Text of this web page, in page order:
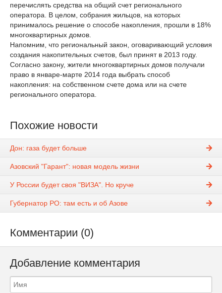
перечислять средства на общий счет регионального
оператора. В целом, собрания жильцов, на которых
принималось решение о способе накопления, прошли в 18%
многоквартирных домов.
Напомним, что региональный закон, оговаривающий условия
создания накопительных счетов, был принят в 2013 году.
Согласно закону, жители многоквартирных домов получали
право в январе-марте 2014 года выбрать способ
накопления: на собственном счете дома или на счете
регионального оператора.
Похожие новости
Дон: газа будет больше
Азовский "Гарант": новая модель жизни
У России будет своя "ВИЗА". Но круче
Губернатор РО: там есть и об Азове
Комментарии (0)
Добавление комментария